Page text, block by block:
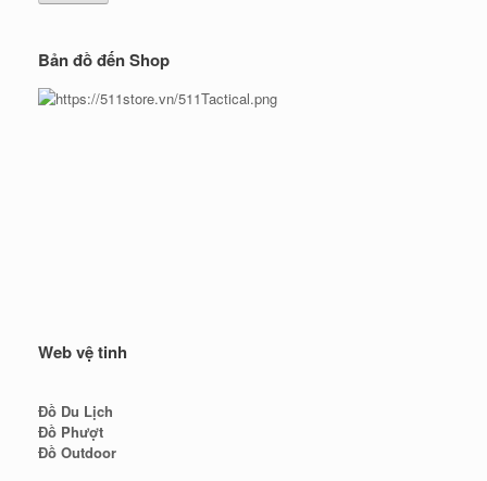
Bản đồ đến Shop
Web vệ tinh
Đồ Du Lịch
Đồ Phượt
Đồ Outdoor